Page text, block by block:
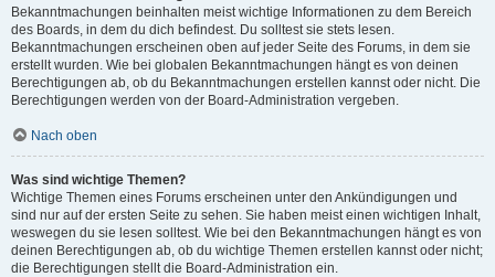
Bekanntmachungen beinhalten meist wichtige Informationen zu dem Bereich
des Boards, in dem du dich befindest. Du solltest sie stets lesen.
Bekanntmachungen erscheinen oben auf jeder Seite des Forums, in dem sie
erstellt wurden. Wie bei globalen Bekanntmachungen hängt es von deinen
Berechtigungen ab, ob du Bekanntmachungen erstellen kannst oder nicht. Die
Berechtigungen werden von der Board-Administration vergeben.
Nach oben
Was sind wichtige Themen?
Wichtige Themen eines Forums erscheinen unter den Ankündigungen und
sind nur auf der ersten Seite zu sehen. Sie haben meist einen wichtigen Inhalt,
weswegen du sie lesen solltest. Wie bei den Bekanntmachungen hängt es von
deinen Berechtigungen ab, ob du wichtige Themen erstellen kannst oder nicht;
die Berechtigungen stellt die Board-Administration ein.